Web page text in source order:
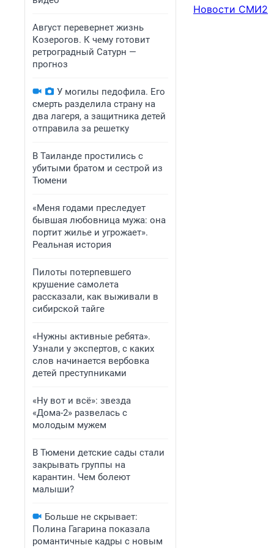
Август перевернет жизнь
Козерогов. К чему готовит
ретроградный Сатурн —
прогноз
У могилы педофила. Его
смерть разделила страну на
два лагеря, а защитника детей
отправила за решетку
В Таиланде простились с
убитыми братом и сестрой из
Тюмени
«Меня годами преследует
бывшая любовница мужа: она
портит жилье и угрожает».
Реальная история
Пилоты потерпевшего
крушение самолета
рассказали, как выживали в
сибирской тайге
«Нужны активные ребята».
Узнали у экспертов, с каких
слов начинается вербовка
детей преступниками
«Ну вот и всё»: звезда
«Дома-2» развелась с
молодым мужем
В Тюмени детские сады стали
закрывать группы на
карантин. Чем болеют
малыши?
Больше не скрывает:
Полина Гагарина показала
романтичные кадры с новым
Новости СМИ2